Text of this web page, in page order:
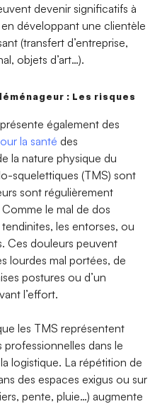
devenir significatifs à
développant une clientèle
(transfert d’entreprise,
objets d’art…).
: Les risques
également des
la santé des
la nature physique du
squelettiques (TMS) sont
sont régulièrement
le mal de dos
les entorses, ou
Ces douleurs peuvent
lourdes mal portées, de
postures ou d’un
l’effort.
les TMS représentent
dans le
logistique. La répétition de
des espaces exigus ou sur
pente, pluie…) augmente